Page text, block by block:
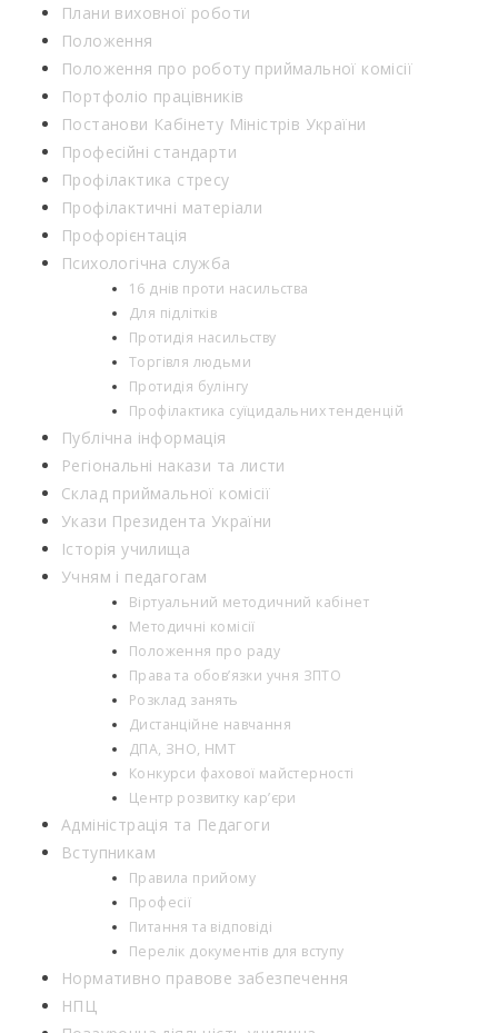
Плани виховної роботи
Положення
Положення про роботу приймальної комісії
Портфоліо працівників
Постанови Кабінету Міністрів України
Професійні стандарти
Профілактика стресу
Профілактичні матеріали
Профорієнтація
Психологічна служба
16 днів проти насильства
Для підлітків
Протидія насильству
Торгівля людьми
Протидія булінгу
Профілактика суїцидальних тенденцій
Публічна інформація
Регіональні накази та листи
Склад приймальної комісії
Укази Президента України
Історія училища
Учням і педагогам
Віртуальний методичний кабінет
Методичні комісії
Положення про раду
Права та обов’язки учня ЗПТО
Розклад занять
Дистанційне навчання
ДПА, ЗНО, НМТ
Конкурси фахової майстерності
Центр розвитку кар’єри
Адміністрація та Педагоги
Вступникам
Правила прийому
Професії
Питання та відповіді
Перелік документів для вступу
Нормативно правове забезпечення
НПЦ